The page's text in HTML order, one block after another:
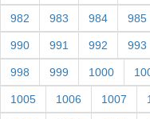
982 983 984 985
990 991 992 993
998 999 1000
1005 1006 1007